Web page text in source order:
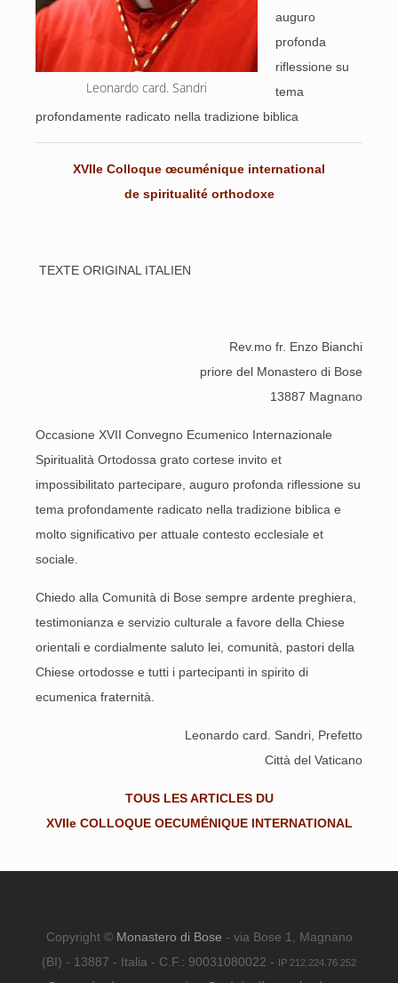
Leonardo card. Sandri
auguro
profonda
riflessione su
tema
profondamente radicato nella tradizione biblica
XVIIe Colloque œcuménique international
de spiritualité orthodoxe
TEXTE ORIGINAL ITALIEN
Rev.mo fr. Enzo Bianchi
priore del Monastero di Bose
13887 Magnano
Occasione XVII Convegno Ecumenico Internazionale
Spiritualità Ortodossa grato cortese invito et
impossibilitato partecipare, auguro profonda riflessione su
tema profondamente radicato nella tradizione biblica e
molto significativo per attuale contesto ecclesiale et
sociale.
Chiedo alla Comunità di Bose sempre ardente preghiera,
testimonianza e servizio culturale a favore della Chiese
orientali e cordialmente saluto lei, comunità, pastori della
Chiese ortodosse e tutti i partecipanti in spirito di
ecumenica fraternità.
Leonardo card. Sandri, Prefetto
Città del Vaticano
TOUS LES ARTICLES DU
XVIIe COLLOQUE OECUMÉNIQUE INTERNATIONAL
Copyright © Monastero di Bose - via Bose 1, Magnano
(BI) - 13887 - Italia - C.F.: 90031080022 - IP 212.224.76.252